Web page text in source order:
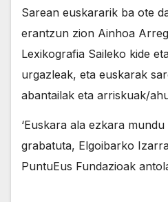
Sarean euskararik ba ote
erantzun zion Ainhoa
Lexikografia Saileko kide
urgazleak, eta euskarak
abantailak eta arriskuak/
‘Euskara ala ezkara mundu
grabatuta, Elgoibarko
PuntuEus Fundazioak